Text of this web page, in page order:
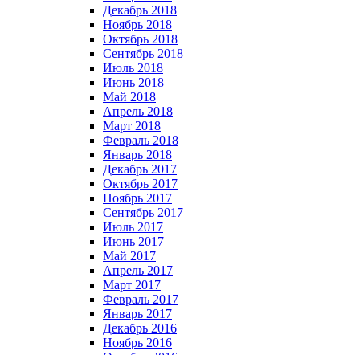
Декабрь 2018
Ноябрь 2018
Октябрь 2018
Сентябрь 2018
Июль 2018
Июнь 2018
Май 2018
Апрель 2018
Март 2018
Февраль 2018
Январь 2018
Декабрь 2017
Октябрь 2017
Ноябрь 2017
Сентябрь 2017
Июль 2017
Июнь 2017
Май 2017
Апрель 2017
Март 2017
Февраль 2017
Январь 2017
Декабрь 2016
Ноябрь 2016